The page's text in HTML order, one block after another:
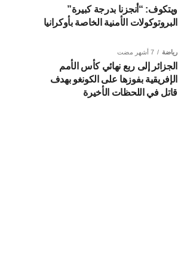
ويتكوف: “أنجزنا بدرجة كبيرة”
البروتوكولات الأمنية الخاصة بأوكرانيا
رياضة 7 أشهر مضت
الجزائر إلى ربع نهائي كأس الأمم
الإفريقية بفوزها على الكونغو بهدف
قاتل في اللحظات الأخيرة